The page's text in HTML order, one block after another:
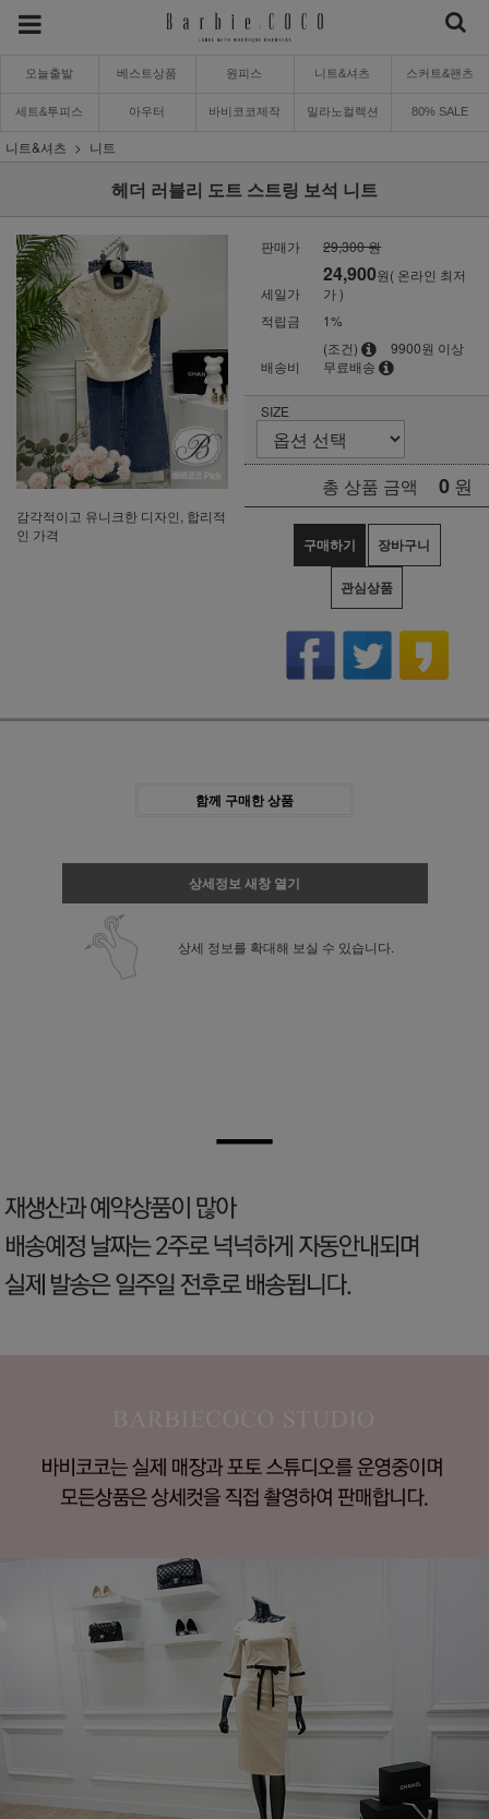
오늘출발 베스트상품 원피스 니트&셔츠 스커트&팬츠
세트&투피스 아우터 바비코코제작 밀라노컬렉션 80% SALE
니트&셔츠 니트
헤더 러블리 도트 스트링 보석 니트
감각적이고 유니크한 디자인, 합리적
인 가격
판매가 29,300 원
세일가
24,900원( 온라인 최저
가 )
적립금
1%
배송비
(조건)
9900원 이상
무료배송
SIZE
총 상품 금액 0 원
구매하기 장바구니
관심상품
함께 구매한 상품
상세정보 새창 열기
상세 정보를 확대해 보실 수 있습니다.